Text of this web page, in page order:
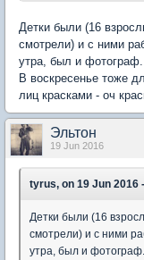
Детки были (16
смотрели) и с ними
утра, был и фотограф.
В воскресенье тоже
лиц красками - оч
Эльтон
19 Jun 2016
tyrus, on 19 Jun 2016
Детки были (16
смотрели) и с ними
утра, был и фотограф.